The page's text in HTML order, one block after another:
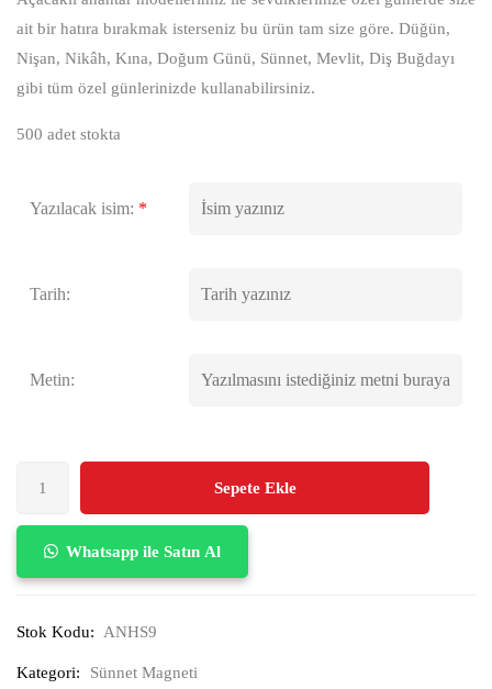
ait bir hatıra bırakmak isterseniz bu ürün tam size göre. Düğün,
Nişan, Nikâh, Kına, Doğum Günü, Sünnet, Mevlit, Diş Buğdayı
gibi tüm özel günlerinizde kullanabilirsiniz.
500 adet stokta
Yazılacak isim: *
Tarih:
Metin:
Sepete Ekle
Whatsapp ile Satın Al
Stok Kodu: ANHS9
Kategori: Sünnet Magneti